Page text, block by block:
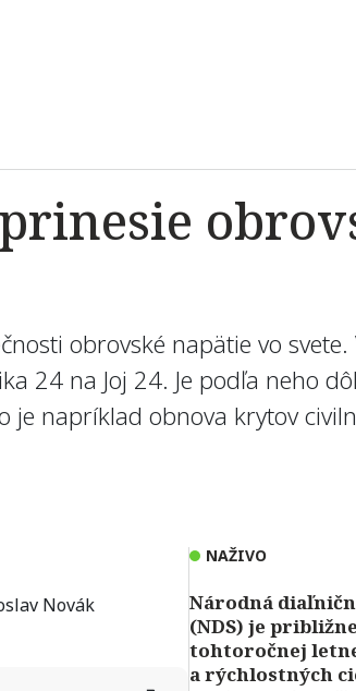
obrovské napätie vo
24 na Joj 24. Je podľa neho
je napríklad obnova krytov
Novák
NAŽIVO
Národná
(NDS) je
tohtoročnej
a rýchlostných